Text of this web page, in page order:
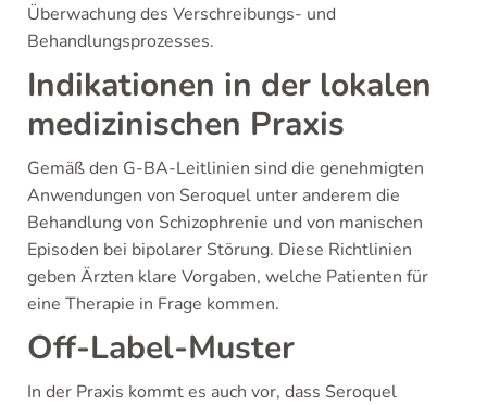
Überwachung des Verschreibungs- und
Behandlungsprozesses.
Indikationen in der lokalen
medizinischen Praxis
Gemäß den G-BA-Leitlinien sind die genehmigten
Anwendungen von Seroquel unter anderem die
Behandlung von Schizophrenie und von manischen
Episoden bei bipolarer Störung. Diese Richtlinien
geben Ärzten klare Vorgaben, welche Patienten für
eine Therapie in Frage kommen.
Off-Label-Muster
In der Praxis kommt es auch vor, dass Seroquel